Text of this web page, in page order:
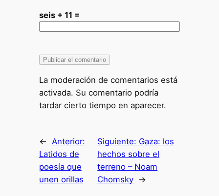
seis + 11 =
La moderación de comentarios está
activada. Su comentario podría
tardar cierto tiempo en aparecer.
←
Anterior:
Latidos de
poesía que
unen orillas
Siguiente: Gaza: los
hechos sobre el
terreno – Noam
Chomsky →